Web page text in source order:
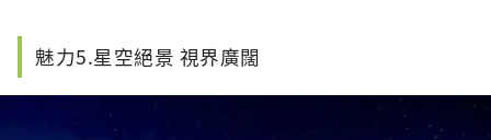
魅力5.星空絕景 視界廣闊